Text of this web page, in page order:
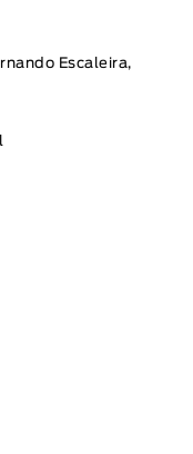
Escaleira,